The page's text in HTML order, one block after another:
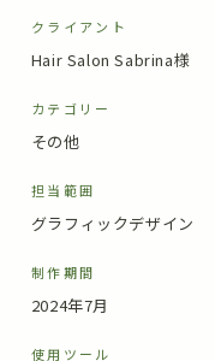
クライアント
Hair Salon Sabrina様
カテゴリー
その他
担当範囲
グラフィックデザイン
制作期間
2024年7月
使用ツール